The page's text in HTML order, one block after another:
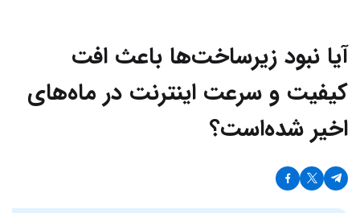
آیا نبود زیرساخت‌ها باعث افت
کیفیت و سرعت اینترنت در ماه‌های
اخیر شده‌است؟